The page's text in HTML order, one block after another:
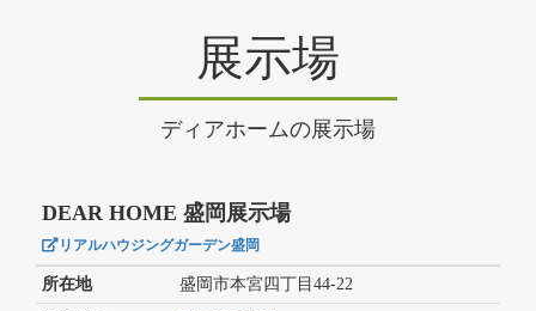
展示場
ディアホームの展示場
DEAR HOME 盛岡展示場
リアルハウジングガーデン盛岡
所在地 盛岡市本宮四丁目44-22